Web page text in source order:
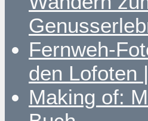
Fernweh-
den Lofoten
Making of: